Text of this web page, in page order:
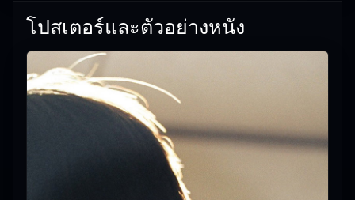
โปสเตอร์และตัวอย่างหนัง